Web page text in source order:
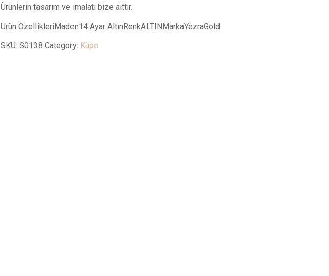
Ürünlerin tasarım ve imalatı bize aittir.
Ürün ÖzellikleriMaden14 Ayar AltınRenkALTINMarkaYezraGold
SKU:S0138 Category: Küpe